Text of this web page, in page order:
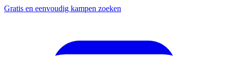
Gratis en eenvoudig kampen zoeken